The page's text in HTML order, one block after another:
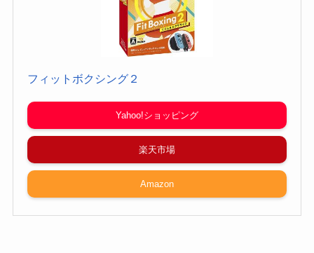
フィットボクシング２
Yahoo!ショッピング
楽天市場
Amazon